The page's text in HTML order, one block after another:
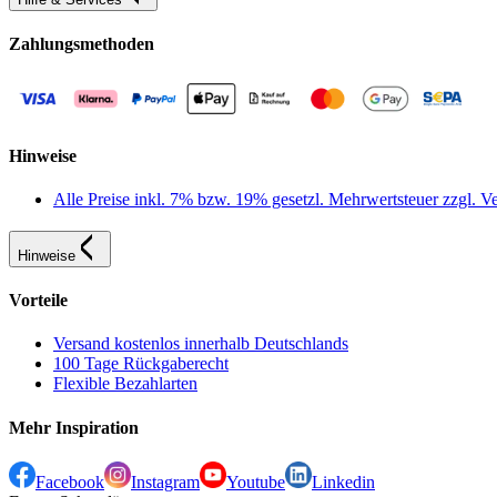
Zahlungsmethoden
Hinweise
Alle Preise inkl. 7% bzw. 19% gesetzl. Mehrwertsteuer zzgl.
Hinweise
Vorteile
Versand kostenlos innerhalb Deutschlands
100 Tage Rückgaberecht
Flexible Bezahlarten
Mehr Inspiration
Facebook Instagram Youtube
Linkedin